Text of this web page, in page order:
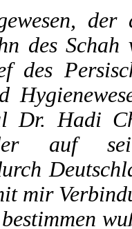
der
des Schah
des
Dr. Hadi
auf
mir